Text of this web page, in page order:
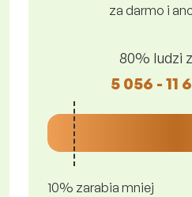
za darmo i
80% ludzi
5 056 - 11
10% zarabia mniej